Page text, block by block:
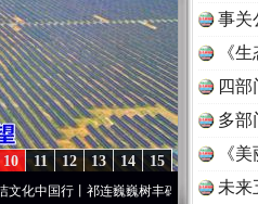
15
14
13
12
11
10
丨祁连巍巍树丰碑·[视频]微视频 | 三峡也催
事关
《
读
四
多部
《
未来